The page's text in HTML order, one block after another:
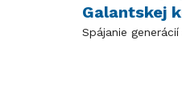
Galantskej
Spájanie